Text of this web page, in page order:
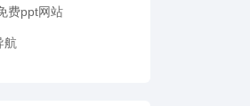
费ppt网站
航